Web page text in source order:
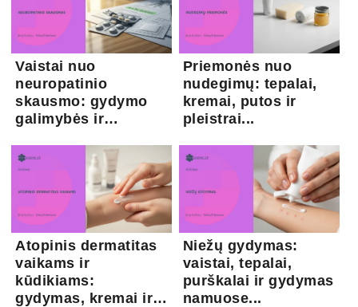
Vaistai nuo
neuropatinio
skausmo: gydymo
galimybės ir
Priemonės nuo
nudegimų: tepalai,
kremai, putos ir
pleistrai...
Atopinis dermatitas
vaikams ir
kūdikiams:
gydymas, kremai ir
Niežų gydymas:
vaistai, tepalai,
purškalai ir gydymas
namuose...